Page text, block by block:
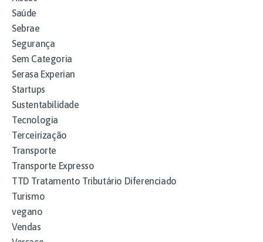
Saúde
Sebrae
Segurança
Sem Categoria
Serasa Experian
Startups
Sustentabilidade
Tecnologia
Terceirização
Transporte
Transporte Expresso
TTD Tratamento Tributário Diferenciado
Turismo
vegano
Vendas